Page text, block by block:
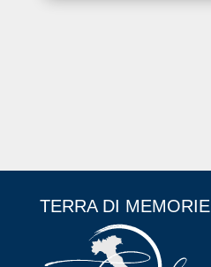
TERRA DI MEMORIE